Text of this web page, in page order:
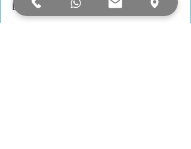
Lesrooster